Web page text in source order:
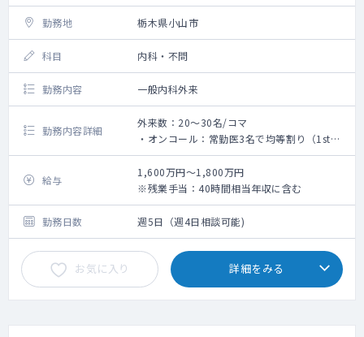
勤務地 栃木県小山市
科目 内科・不問
勤務内容 一般内科外来
勤務内容詳細
外来数：20～30名/コマ
・オンコール：常勤医3名で均等割り（1st看
護師、2nd医師）
└主な対応は熱発やお看取りとなりますが、
予想出来うることは日中のうちにカンファレ
ンス等で共有がございます
・外来と合わせて緊急往診のご対応をいただ
く可能性がございます。
・電子カルテ（モバカル）
給与
1,600万円～1,800万円
※残業手当：40時間相当年収に含む
勤務日数 週5日（週4日相談可能)
お気に入り 詳細をみる